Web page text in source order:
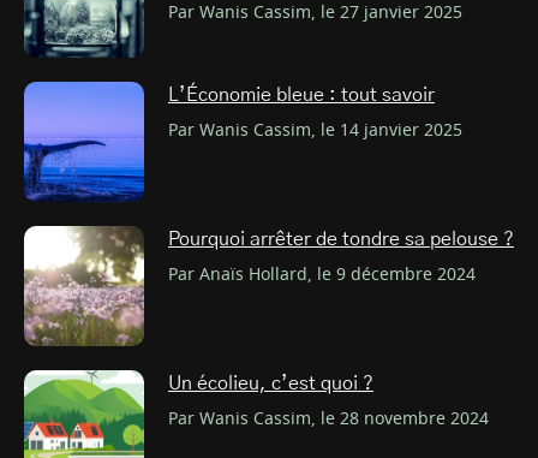
Par Wanis Cassim, le 27 janvier 2025
L’Économie bleue : tout savoir
Par Wanis Cassim, le 14 janvier 2025
Pourquoi arrêter de tondre sa pelouse ?
Par Anaïs Hollard, le 9 décembre 2024
Un écolieu, c’est quoi ?
Par Wanis Cassim, le 28 novembre 2024